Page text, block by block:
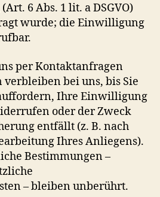
6 Abs. 1 lit. a DSGVO)
wurde; die Einwilligung
per Kontaktanfragen
verbleiben bei uns, bis Sie
Ihre Einwilligung
oder der Zweck
entfällt (z. B. nach
Ihres Anliegens).
Bestimmungen –
– bleiben unberührt.